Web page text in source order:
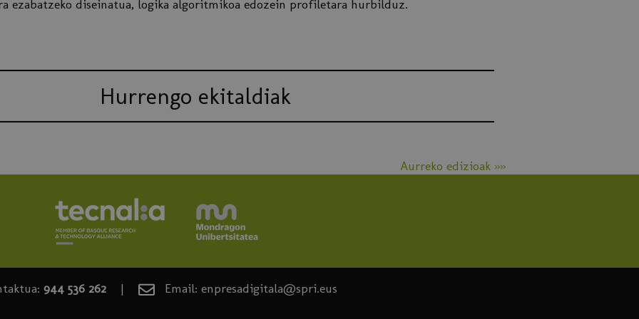
ezabatzeko diseinatua, logika algoritmikoa edozein profiletara hurbilduz.
Hurrengo ekitaldiak
Aurreko edizioak »»
944 536 262 | Email: enpresadigitala@spri.eus